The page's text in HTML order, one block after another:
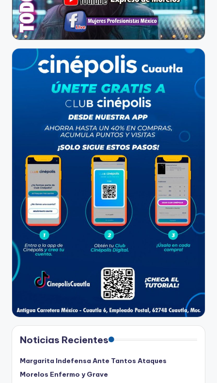
Noticias Recientes
Margarita Indefensa Ante Tantos Ataques
Morelos Enfermo y Grave